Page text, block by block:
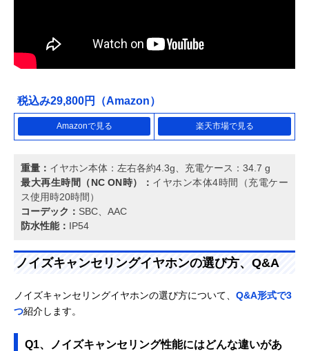
税込み29,800円（Amazon）
Amazonで見る 楽天市場で見る
重量： イヤホン本体：左右各約4.3g、充電ケース：34.7 g
最大再生時間（NC ON時）： イヤホン本体4時間（充電ケー
ス使用時20時間）
コーデック： SBC、AAC
防水性能： IP54
ノイズキャンセリングイヤホンの選び方、Q&A
ノイズキャンセリングイヤホンの選び方について、 Q&A形式で3
つ紹介します。
Q1、ノイズキャンセリング性能にはどんな違いがあ